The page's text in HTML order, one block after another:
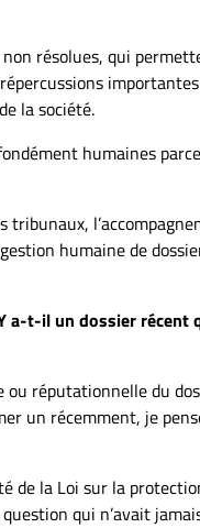
résolues, qui
la société.
humaines
humaine de
a-t-il un dossier récent
ou réputationnelle du
un récemment, je
de la Loi sur la
qui n’avait